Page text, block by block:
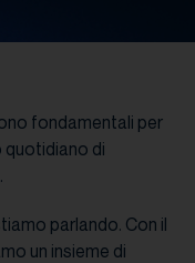
fondamentali per
quotidiano di
parlando. Con il
un insieme di